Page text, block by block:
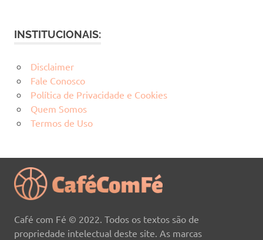
INSTITUCIONAIS:
Disclaimer
Fale Conosco
Política de Privacidade e Cookies
Quem Somos
Termos de Uso
Café com Fé © 2022. Todos os textos são de
propriedade intelectual deste site. As marcas